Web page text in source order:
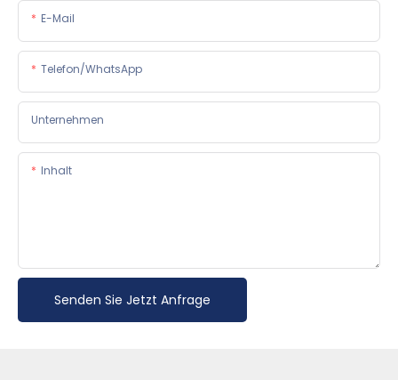
E-Mail
Telefon/WhatsApp
Unternehmen
Inhalt
Senden Sie Jetzt Anfrage